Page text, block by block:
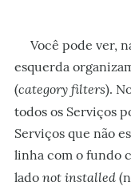
Você pode ver,
esquerda
(category filters).
todos os Serviços
Serviços que não
linha com o fundo
lado not installed